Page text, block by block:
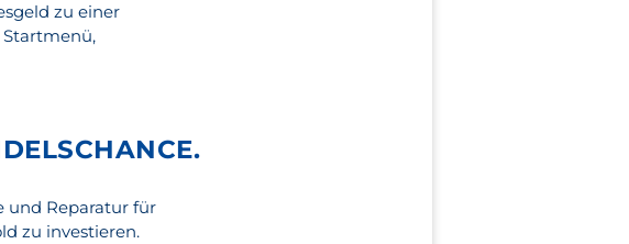
zu einer
und Reparatur für
zu investieren.